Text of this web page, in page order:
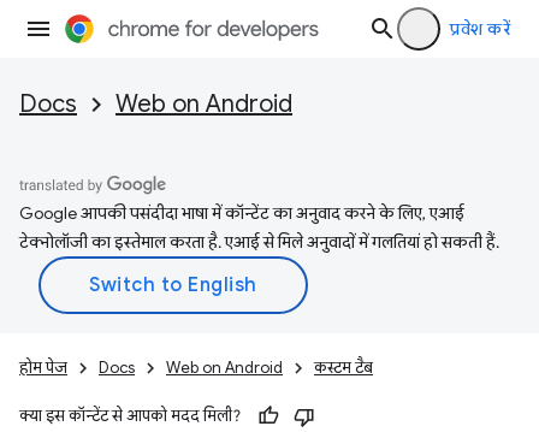
प्रवेश करें
Docs Web on Android
Google आपकी पसंदीदा भाषा में कॉन्टेंट का अनुवाद करने के लिए, एआई
टेक्नोलॉजी का इस्तेमाल करता है. एआई से मिले अनुवादों में गलतियां हो सकती हैं.
होम पेज Docs Web on Android कस्‍टम टैब
क्या इस कॉन्टेंट से आपको मदद मिली?